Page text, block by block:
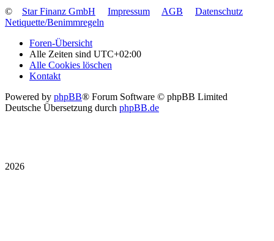
©
Star Finanz GmbH Impressum AGB
Datenschutz
Netiquette/Benimmregeln
Foren-Übersicht
Alle Zeiten sind UTC+02:00
Alle Cookies löschen
Kontakt
Powered by phpBB® Forum Software © phpBB Limited
Deutsche Übersetzung durch phpBB.de
2026